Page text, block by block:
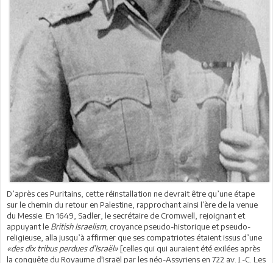
D’après ces Puritains, cette réinstallation ne devrait être qu’une étape
sur le chemin du retour en Palestine, rapprochant ainsi l’ère de la venue
du Messie. En 1649, Sadler, le secrétaire de Cromwell, rejoignant et
appuyant le British Israelism, croyance pseudo-historique et pseudo-
religieuse, alla jusqu’à affirmer que ses compatriotes étaient issus d’une
«des dix tribus perdues d’Israël»[celles qui qui auraient été exilées après
la conquête du Royaume d'Israël par les néo-Assyriens en 722 av. J.-C. Les